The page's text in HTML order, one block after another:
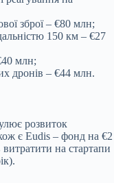
зброї – €80 млн;
150 км – €27
млн;
дронів – €44 млн.
розвиток
є Eudis – фонд на €2
на стартапи